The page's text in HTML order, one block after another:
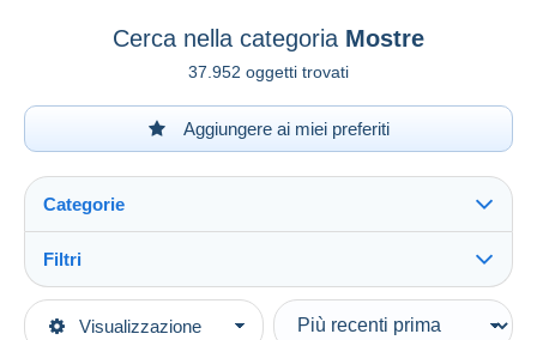
Cerca nella categoria Mostre
37.952 oggetti trovati
Aggiungere ai miei preferiti
Visualizzazione
Categorie
Categorie principali
Filtri
Tipo di vendita